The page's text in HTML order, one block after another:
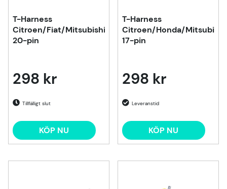
T-Harness
Citroen/Fiat/Mitsubishi/Peugeot,
20-pin
298 kr
Tillfälligt slut
KÖP NU
T-Harness
Citroen/Honda/Mitsubishi
17-pin
298 kr
KÖP NU